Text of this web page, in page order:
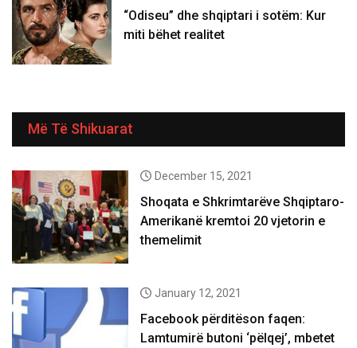
“Odiseu” dhe shqiptari i sotëm: Kur
miti bëhet realitet
Më Të Shikuarat
December 15, 2021
Shoqata e Shkrimtarëve Shqiptaro-
Amerikanë kremtoi 20 vjetorin e
themelimit
January 12, 2021
Facebook përditëson faqen:
Lamtumirë butoni ‘pëlqej’, mbetet